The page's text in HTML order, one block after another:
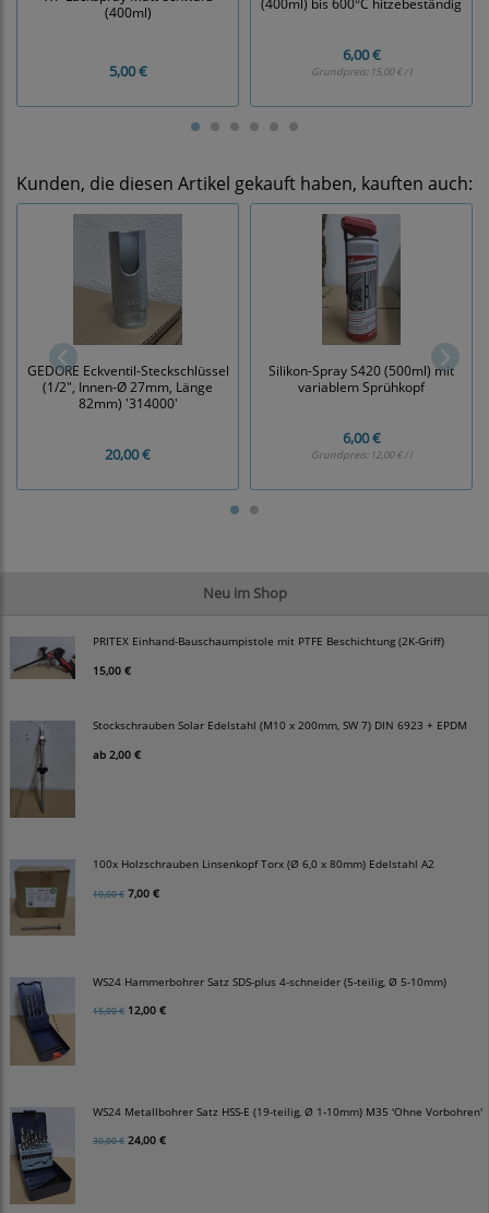
Neu im Shop
PRITEX Einhand-Bauschaumpistole mit PTFE Beschichtung (2K-Griff)
15,00 €
Stockschrauben Solar Edelstahl (M10 x 200mm, SW 7) DIN 6923 + EPDM
ab 2,00 €
100x Holzschrauben Linsenkopf Torx (Ø 6,0 x 80mm) Edelstahl A2
10,00 € 7,00 €
WS24 Hammerbohrer Satz SDS-plus 4-schneider (5-teilig, Ø 5-10mm)
15,00 € 12,00 €
WS24 Metallbohrer Satz HSS-E (19-teilig, Ø 1-10mm) M35 'Ohne Vorbohren'
30,00 € 24,00 €
(400ml)
5,00 €
(400ml) bis 600°C hitzebeständig
6,00 €
Grundpreis: 15,00 € / l
Kunden, die diesen Artikel gekauft haben, kauften auch:
GEDORE Eckventil-Steckschlüssel
(1/2", Innen-Ø 27mm, Länge
82mm) '314000'
20,00 €
Silikon-Spray S420 (500ml) mit
variablem Sprühkopf
6,00 €
Grundpreis: 12,00 € / l